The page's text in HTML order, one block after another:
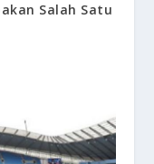
Salah Satu